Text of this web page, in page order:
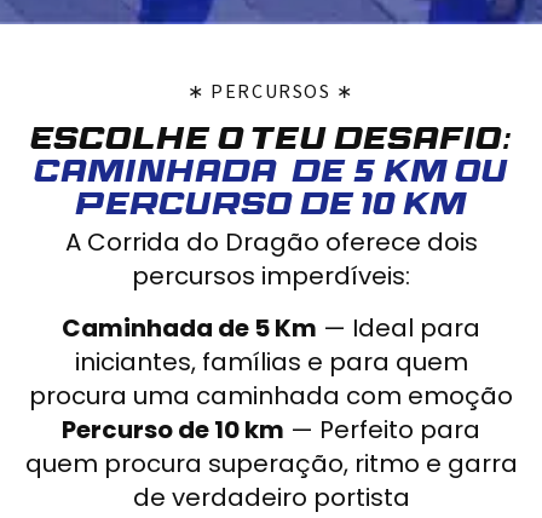
∗ PERCURSOS ∗
Escolhe o teu desafio:
Caminhada de 5 Km ou
Percurso de 10 km
A Corrida do Dragão oferece dois
percursos imperdíveis:
Caminhada de 5 Km — Ideal para
iniciantes, famílias e para quem
procura uma caminhada com emoção
Percurso de 10 km — Perfeito para
quem procura superação, ritmo e garra
de verdadeiro portista